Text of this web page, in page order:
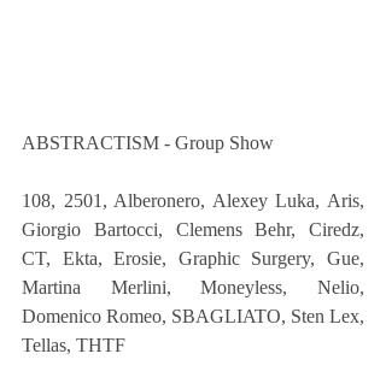
ABSTRACTISM - Group Show
108, 2501, Alberonero, Alexey Luka, Aris,
Giorgio Bartocci, Clemens Behr, Ciredz,
CT, Ekta, Erosie, Graphic Surgery, Gue,
Martina Merlini, Moneyless, Nelio,
Domenico Romeo, SBAGLIATO, Sten Lex,
Tellas, THTF